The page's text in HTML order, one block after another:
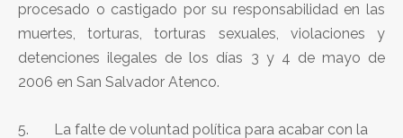
procesado o castigado por su responsabilidad en las
muertes, torturas, torturas sexuales, violaciones y
detenciones ilegales de los días 3 y 4 de mayo de
2006 en San Salvador Atenco.
5. La falte de voluntad política para acabar con la